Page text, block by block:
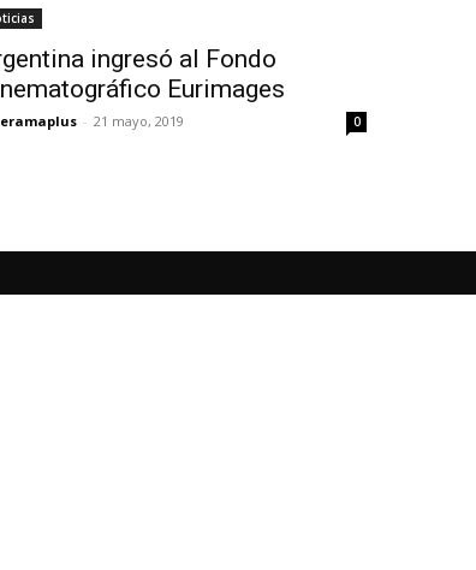
ingresó al Fondo
Eurimages
- 21 mayo, 2019 0